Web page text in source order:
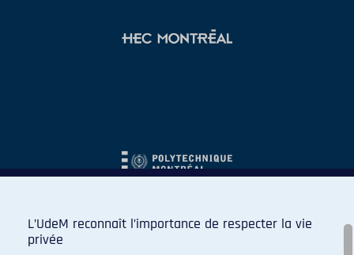
L’UdeM reconnaît l’importance de respecter la vie
privée